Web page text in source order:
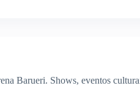
Barueri. Shows, eventos